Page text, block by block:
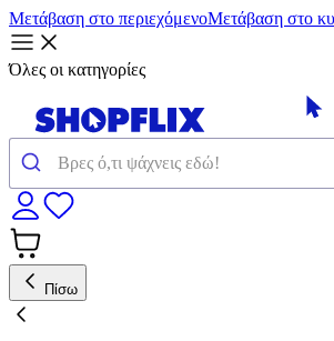
Μετάβαση στο περιεχόμενοΜετάβαση στο
Όλες οι κατηγορίες
Πίσω